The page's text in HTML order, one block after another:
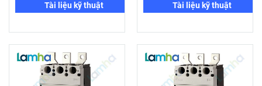
Tài liệu kỹ thuật Tài liệu kỹ thuật